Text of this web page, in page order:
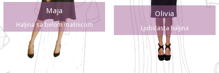
Maja
Haljina sa belom mašnicom
Olivia
Ljubičasta haljina